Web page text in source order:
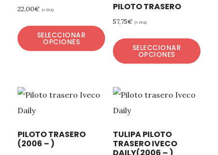
22,00€ (+ IVA)
SELECCIONAR
OPCIONES
PILOTO TRASERO
57,75€ (+ IVA)
SELECCIONAR
OPCIONES
PILOTO TRASERO
(2006 – )
TULIPA PILOTO
TRASERO IVECO
DAILY(2006 – )